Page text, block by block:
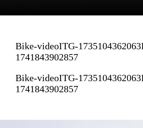
Bike-videoITG-
1741843902857
Bike-videoITG-
1741843902857